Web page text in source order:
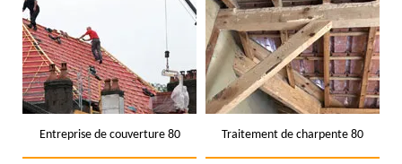
Entreprise de couverture 80 Traitement de charpente 80